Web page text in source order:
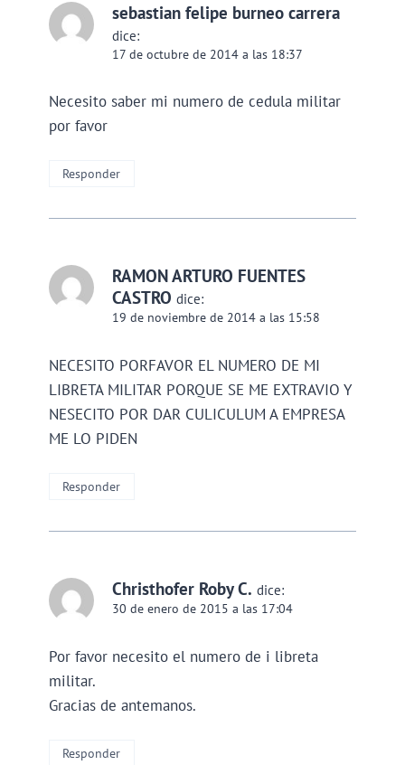
sebastian felipe burneo carrera
dice:
17 de octubre de 2014 a las 18:37
Necesito saber mi numero de cedula militar
por favor
Responder
RAMON ARTURO FUENTES
CASTRO dice:
19 de noviembre de 2014 a las 15:58
NECESITO PORFAVOR EL NUMERO DE MI
LIBRETA MILITAR PORQUE SE ME EXTRAVIO Y
NESECITO POR DAR CULICULUM A EMPRESA
ME LO PIDEN
Responder
Christhofer Roby C. dice:
30 de enero de 2015 a las 17:04
Por favor necesito el numero de i libreta
militar.
Gracias de antemanos.
Responder